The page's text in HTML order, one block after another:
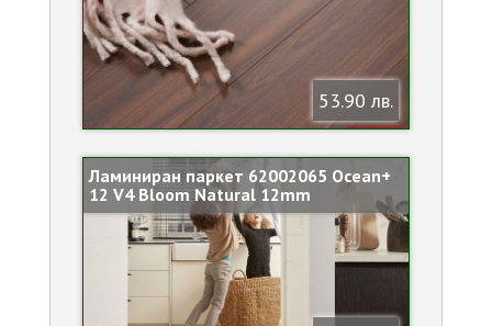
53.90 лв.
Ламиниран паркет 62002065 Ocean+
12 V4 Bloom Natural 12mm